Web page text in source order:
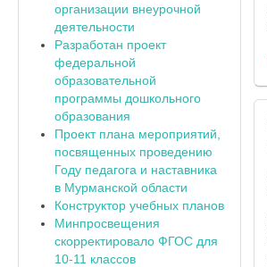
организации внеурочной
деятельности
Разработан проект
федеральной
образовательной
программы дошкольного
образования
Проект плана мероприятий,
посвященных проведению
Году педагога и наставника
в Мурманской области
Конструктор учебных планов
Минпросвещения
скорректировало ФГОС для
10-11 классов